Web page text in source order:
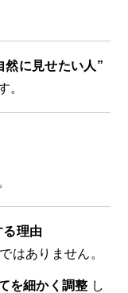
に見せたい人”
。
理由
はありません。
を細かく調整 し